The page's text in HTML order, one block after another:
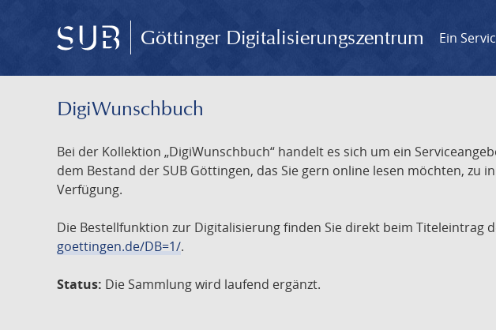
Göttinger Digitalisierungszentrum Ein
DigiWunschbuch
Bei der Kollektion „DigiWunschbuch“ handelt es sich um ein
dem Bestand der SUB Göttingen, das Sie gern online lesen möchten,
Verfügung.
Die Bestellfunktion zur Digitalisierung finden Sie direkt beim Titeleintrag
goettingen.de/DB=1/.
Status: Die Sammlung wird laufend ergänzt.